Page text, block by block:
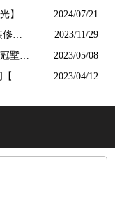
】 2024/07/21
吗?
2023/11/29
墅阳
2023/05/08
2023/04/12